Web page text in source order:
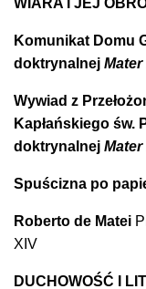
WIARA I JEJ
Komunikat Domu
doktrynalnej
Wywiad z
Kapłańskiego św.
doktrynalnej
Spuścizna po
Roberto de Matei
XIV
DUCHOWOŚĆ I